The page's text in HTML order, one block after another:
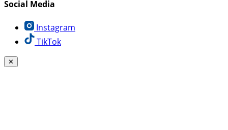
Social Media
Instagram
TikTok
✕